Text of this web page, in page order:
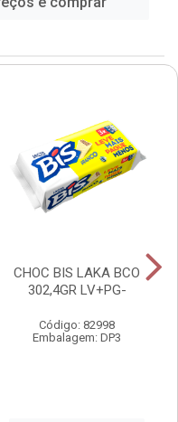
CHOC BIS LAKA BCO
302,4GR LV+PG-
Código: 82998
Embalagem: DP3